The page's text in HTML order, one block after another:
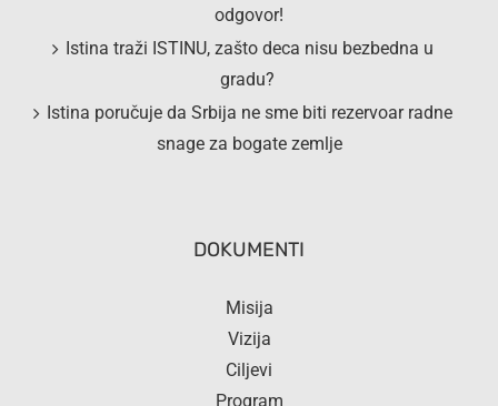
odgovor!
Istina traži ISTINU, zašto deca nisu bezbedna u
gradu?
Istina poručuje da Srbija ne sme biti rezervoar radne
snage za bogate zemlje
DOKUMENTI
Misija
Vizija
Ciljevi
Program